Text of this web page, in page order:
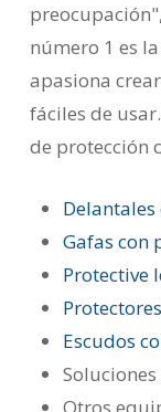
número 1 es
apasiona
fáciles de
de protección
Gafas con
Protective
Escudos
Otros